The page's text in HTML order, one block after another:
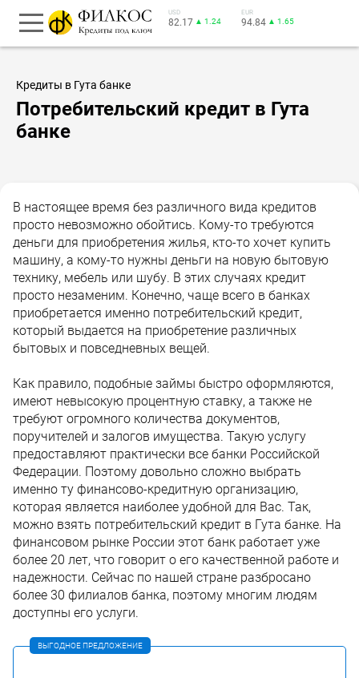
USD
82.17 ▲ 1.24
EUR
94.84 ▲ 1.65
Кредиты в Гута банке
Потребительский кредит в Гута
банке
В настоящее время без различного вида кредитов
просто невозможно обойтись. Кому-то требуются
деньги для приобретения жилья, кто-то хочет купить
машину, а кому-то нужны деньги на новую бытовую
технику, мебель или шубу. В этих случаях кредит
просто незаменим. Конечно, чаще всего в банках
приобретается именно потребительский кредит,
который выдается на приобретение различных
бытовых и повседневных вещей.
Как правило, подобные займы быстро оформляются,
имеют невысокую процентную ставку, а также не
требуют огромного количества документов,
поручителей и залогов имущества. Такую услугу
предоставляют практически все банки Российской
Федерации. Поэтому довольно сложно выбрать
именно ту финансово-кредитную организацию,
которая является наиболее удобной для Вас. Так,
можно взять потребительский кредит в Гута банке. На
финансовом рынке России этот банк работает уже
более 20 лет, что говорит о его качественной работе и
надежности. Сейчас по нашей стране разбросано
более 30 филиалов банка, поэтому многим людям
доступны его услуги.
ВЫГОДНОЕ ПРЕДЛОЖЕНИЕ